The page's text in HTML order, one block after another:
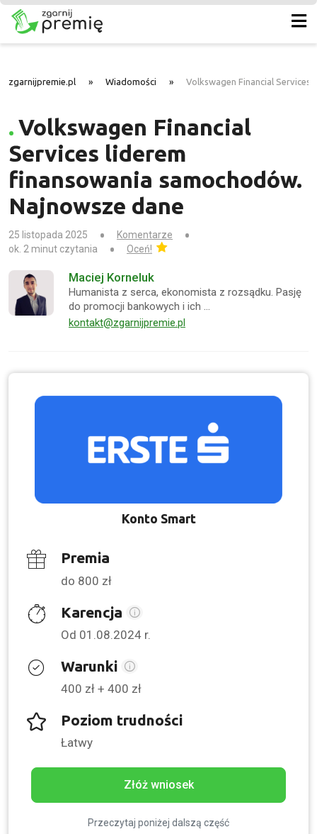
zgarnijpremie.pl » Wiadomości » Volkswagen Financial Services
Volkswagen Financial
Services liderem
finansowania samochodów.
Najnowsze dane
25 listopada 2025
Komentarze
ok. 2 minut czytania
Oceń!
Maciej Korneluk
Humanista z serca, ekonomista z rozsądku. Pasję
do promocji bankowych i ich …
kontakt@zgarnijpremie.pl
Konto Smart
Premia
do 800 zł
Karencja
Od 01.08.2024 r.
Warunki
400 zł + 400 zł
Poziom trudności
Łatwy
Złóż wniosek
Przeczytaj poniżej dalszą część